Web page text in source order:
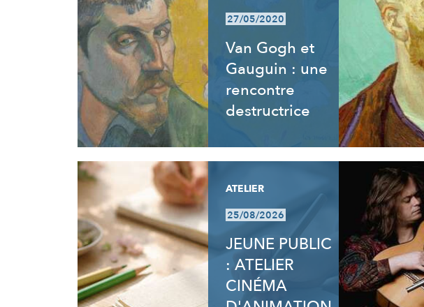
27/05/2020
Van Gogh et
Gauguin : une
rencontre
destructrice
ATELIER
25/08/2026
JEUNE PUBLIC
: ATELIER
CINÉMA